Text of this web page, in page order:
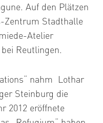
Auf den Plätzen
Zentrum Stadthalle
Atelier
Reutlingen.
nahm Lothar
Steinburg die
2012 eröffnete